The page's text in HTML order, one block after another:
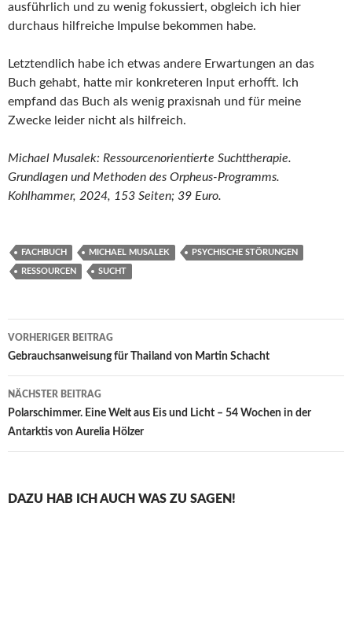
ausführlich und zu wenig fokussiert, obgleich ich hier
durchaus hilfreiche Impulse bekommen habe.
Letztendlich habe ich etwas andere Erwartungen an das
Buch gehabt, hatte mir konkreteren Input erhofft. Ich
empfand das Buch als wenig praxisnah und für meine
Zwecke leider nicht als hilfreich.
Michael Musalek: Ressourcenorientierte Suchttherapie.
Grundlagen und Methoden des Orpheus-Programms.
Kohlhammer, 2024, 153 Seiten; 39 Euro.
FACHBUCH MICHAEL MUSALEK PSYCHISCHE STÖRUNGEN
RESSOURCEN SUCHT
Beitragsnavigation
VORHERIGER BEITRAG
Gebrauchsanweisung für Thailand von Martin Schacht
NÄCHSTER BEITRAG
Polarschimmer. Eine Welt aus Eis und Licht – 54 Wochen in der
Antarktis von Aurelia Hölzer
DAZU HAB ICH AUCH WAS ZU SAGEN!